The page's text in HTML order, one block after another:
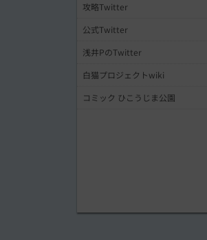
攻略Twitter
公式Twitter
浅井PのTwitter
白猫プロジェクトwiki
コミック ひこうじま公園